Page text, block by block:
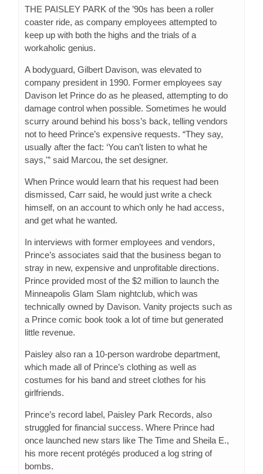
THE PAISLEY PARK of the ’90s has been a roller
coaster ride, as company employees attempted to
keep up with both the highs and the trials of a
workaholic genius.
A bodyguard, Gilbert Davison, was elevated to
company president in 1990. Former employees say
Davison let Prince do as he pleased, attempting to do
damage control when possible. Sometimes he would
scurry around behind his boss’s back, telling vendors
not to heed Prince’s expensive requests. “They say,
usually after the fact: ‘You can’t listen to what he
says,'” said Marcou, the set designer.
When Prince would learn that his request had been
dismissed, Carr said, he would just write a check
himself, on an account to which only he had access,
and get what he wanted.
In interviews with former employees and vendors,
Prince’s associates said that the business began to
stray in new, expensive and unprofitable directions.
Prince provided most of the $2 million to launch the
Minneapolis Glam Slam nightclub, which was
technically owned by Davison. Vanity projects such as
a Prince comic book took a lot of time but generated
little revenue.
Paisley also ran a 10-person wardrobe department,
which made all of Prince’s clothing as well as
costumes for his band and street clothes for his
girlfriends.
Prince’s record label, Paisley Park Records, also
struggled for financial success. Where Prince had
once launched new stars like The Time and Sheila E.,
his more recent protégés produced a log string of
bombs.